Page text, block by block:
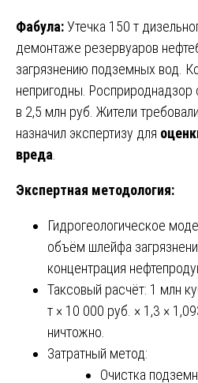
Фабула:Утечка 150 т
демонтаже резервуаров
загрязнению подземных вод.
непригодны.
в 2,5 млн руб. Жители
назначил экспертизу для
вреда
Экспертная методология:
Гидрогеологическое
объём шлейфа
концентрация
Таксовый расчёт: 1 млн
т × 10 000 руб. × 1,3 ×
ничтожно.
Затратный метод:
Очистка